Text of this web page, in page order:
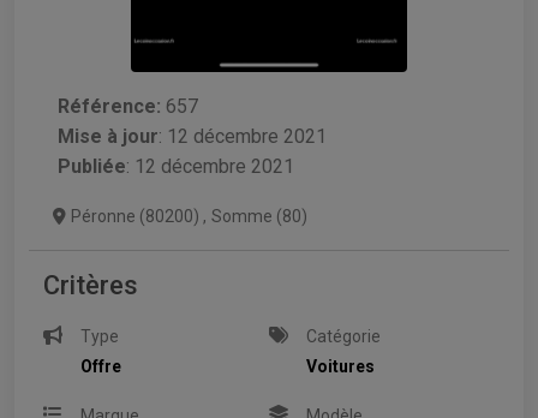
Référence: 657
Mise à jour: 12 décembre 2021
Publiée: 12 décembre 2021
Péronne (80200) , Somme (80)
Critères
Type
Offre
Catégorie
Voitures